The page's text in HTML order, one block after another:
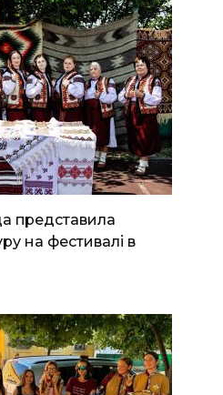
представила
на фестивалі в